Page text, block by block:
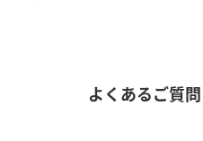
よくあるご質問